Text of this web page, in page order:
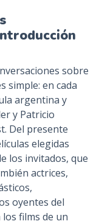
sobre
simple: en cada
argentina y
y Patricio
Del presente
elegidas
los invitados, que
actrices,
oyentes del
films de un